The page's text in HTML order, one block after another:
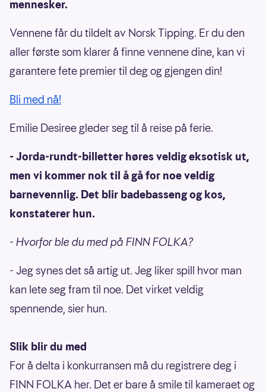
mennesker.
Vennene får du tildelt av Norsk Tipping. Er du den
aller første som klarer å finne vennene dine, kan vi
garantere fete premier til deg og gjengen din!
Bli med nå!
Emilie Desiree gleder seg til å reise på ferie.
- Jorda-rundt-billetter høres veldig eksotisk ut,
men vi kommer nok til å gå for noe veldig
barnevennlig. Det blir badebasseng og kos,
konstaterer hun.
- Hvorfor ble du med på FINN FOLKA?
- Jeg synes det så artig ut. Jeg liker spill hvor man
kan lete seg fram til noe. Det virket veldig
spennende, sier hun.
Slik blir du med
For å delta i konkurransen må du registrere deg i
FINN FOLKA her. Det er bare å smile til kameraet og